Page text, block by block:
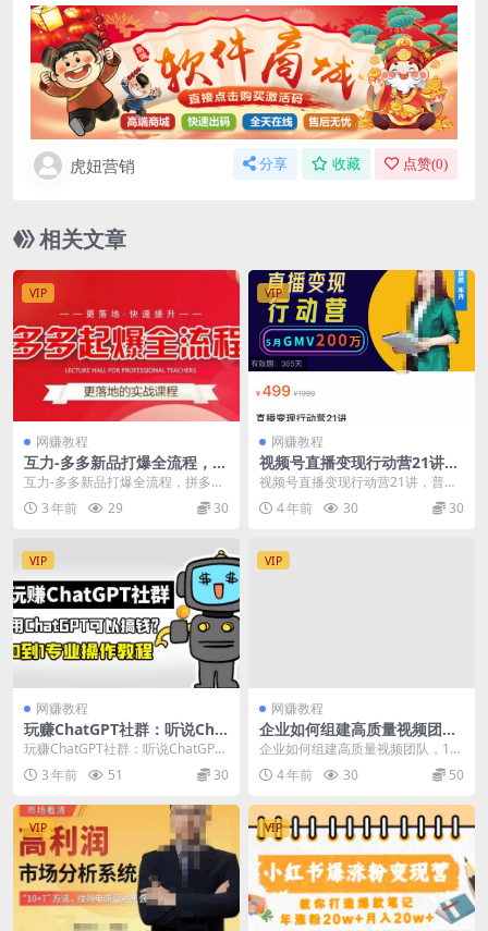
虎妞营销 分享 收藏 点赞(0)
相关文章
VIP
网赚教程
互力-多多新品打爆全流程，拼
多多14天拉搜索自然流量，更
互力-多多新品打爆全流程，拼多多
14天拉搜索自然流量，更落地·快速
提升 课程内容...
3 年前 29 30
VIP
网赚教程
视频号直播变现行动营21讲，
普通人在视频号直播快速变现
视频号直播变现行动营21讲，普通
人在视频号直播快速变现 课程目录:
第1课：复盘...
4 年前 30 30
VIP
网赚教程
玩赚ChatGPT社群：听说Cha
tGPT可以用来搞钱？从0到1
保姆级教程
玩赚ChatGPT社群：听说ChatGPT
可以用来搞钱？从0到1保姆级教程
朋友...3 年前 51 30
VIP
网赚教程
企业如何组建高质量视频团
队，12节课​教你从0到1搭建短
视频团队
企业如何组建高质量视频团队，12
节课​教你从0到1搭建短视频团队 找
人才定分工做...
4 年前 30 50
VIP VIP